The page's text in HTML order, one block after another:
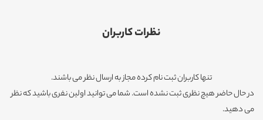
نظرات کاربران
تنها کاربران ثبت نام کرده مجاز به ارسال نظر می باشند.
در حال حاضر هیچ نظری ثبت نشده است. شما می توانید اولین نفری باشید که نظر
می دهید.